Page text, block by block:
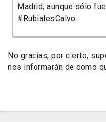
Madrid, aunque sólo
#RubialesCalvo.
No gracias, por cierto,
nos informarán de como